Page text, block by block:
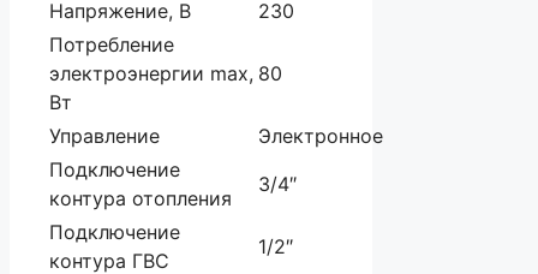
Напряжение, В
230
Потребление
электроэнергии max,
Вт
80
Управление
Электронное
Подключение
контура отопления
3/4″
Подключение
контура ГВС
1/2″